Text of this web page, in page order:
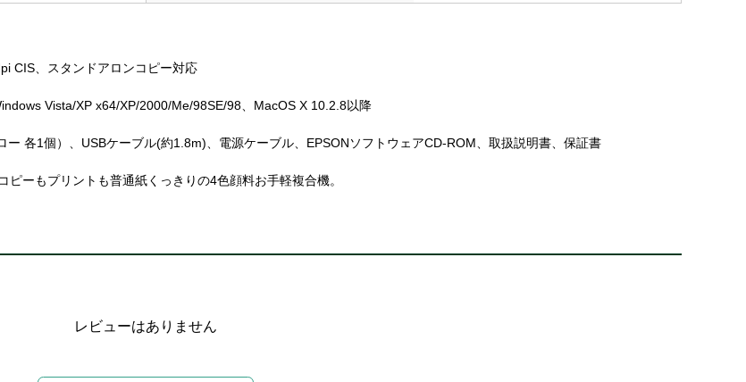
CIS、スタンドアロンコピー対応
Vista/XP x64/XP/2000/Me/98SE/98、MacOS X 10.2.8以降
ー 各1個）、USBケーブル(約1.8m)、電源ケーブル、EPSONソフトウェアCD-ROM、取扱説明書、保証書
ーもプリントも普通紙くっきりの4色顔料お手軽複合機。
レビューはありません